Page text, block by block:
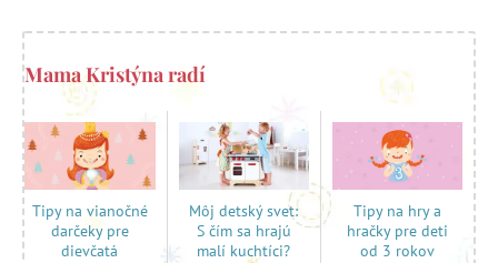
Mama Kristýna radí
Tipy na vianočné
darčeky pre
dievčatá
Môj detský svet:
S čím sa hrajú
malí kuchtíci?
Tipy na hry a
hračky pre deti
od 3 rokov